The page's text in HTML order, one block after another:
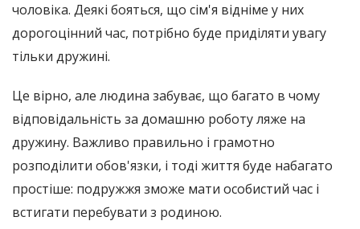
чоловіка. Деякі бояться, що сім'я відніме у них
дорогоцінний час, потрібно буде приділяти увагу
тільки дружині.
Це вірно, але людина забуває, що багато в чому
відповідальність за домашню роботу ляже на
дружину. Важливо правильно і грамотно
розподілити обов'язки, і тоді життя буде набагато
простіше: подружжя зможе мати особистий час і
встигати перебувати з родиною.